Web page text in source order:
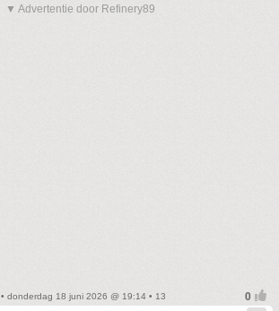
▼ Advertentie door Refinery89
• donderdag 18 juni 2026 @ 19:14 • 13